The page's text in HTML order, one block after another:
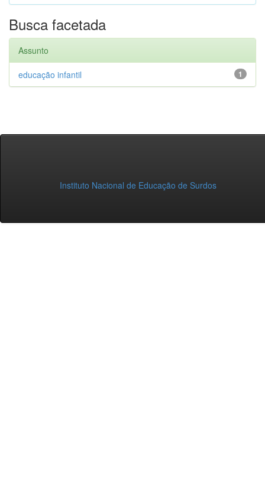
Busca facetada
Assunto
1
educação infantil
Instituto Nacional de Educação de Surdos